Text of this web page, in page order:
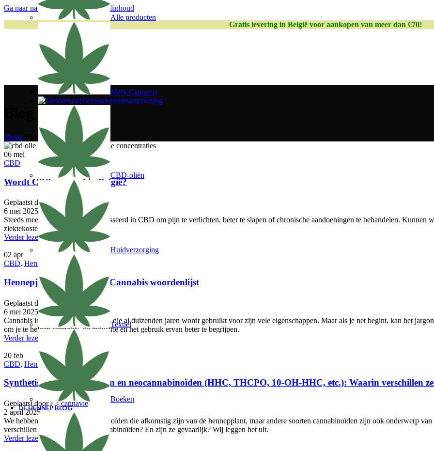
Ga naar navigatieGa naar de hoofdinhoud
Gratis levering in België voor aankopen van meer dan €70!
Alle producten
Merk Cannavie
Stroomvoorziening
CBD-oliën
Huidverzorging
Textiel
Boeken
DE HENNEP BLOG
Blog berichten
Home
06 mei
CBD
Wordt CBD vergoed in België?
Geplaatst door
cannavie
6 mei 2025
Steeds meer patiënten zijn geïnteresseerd in CBD om pijn te verlichten, beter te slapen of chronische aandoeningen te behandelen.
ziektekostenverzekering in België?
Verder lezen
02 apr
CBD, Hennep
Hennepjargon begrijpen : Cannabis woordenlijst
Geplaatst door
6 mei 2025
Cannabis is een fascinerende plant, die al duizenden jaren wordt gebruikt voor zijn vele eigenschappen. Maar als je net begint, kan het
om je te helpen cannabis, de industrie en het gebruik ervan beter te begrijpen.
Verder lezen
20 feb
CBD, Hennep
Synthetische cannabinoïden en neocannabinoïden (HHC, THCPO, 10-OH-HHC, etc.): Waarin verschillen
Geplaatst door
cannavie
2 april 2025
We hebben het vaak over cannabinoïden die afkomstig zijn van de hennepplant, maar andere soorten cannabinoïden zijn ook onderwerp
verschillen ze van natuurlijke cannabinoïden? En zijn ze gevaarlijk? Wij leggen het uit.
Verder lezen